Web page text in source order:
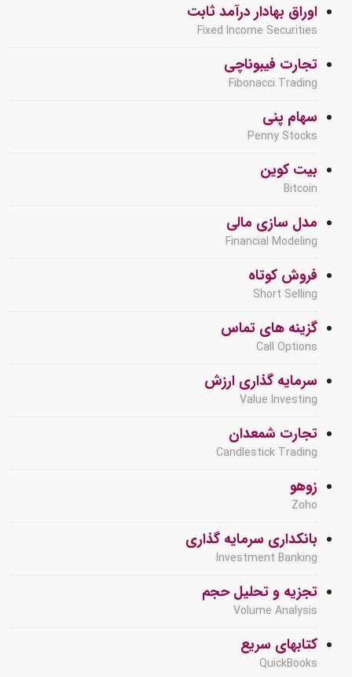
اوراق بهادار درآمد ثابت
Fixed Income Securities
تجارت فیبوناچی
Fibonacci Trading
سهام پنی
Penny Stocks
بیت کوین
Bitcoin
مدل سازی مالی
Financial Modeling
فروش کوتاه
Short Selling
گزینه های تماس
Call Options
سرمایه گذاری ارزش
Value Investing
تجارت شمعدان
Candlestick Trading
زوهو
Zoho
بانکداری سرمایه گذاری
Investment Banking
تجزیه و تحلیل حجم
Volume Analysis
کتابهای سریع
QuickBooks